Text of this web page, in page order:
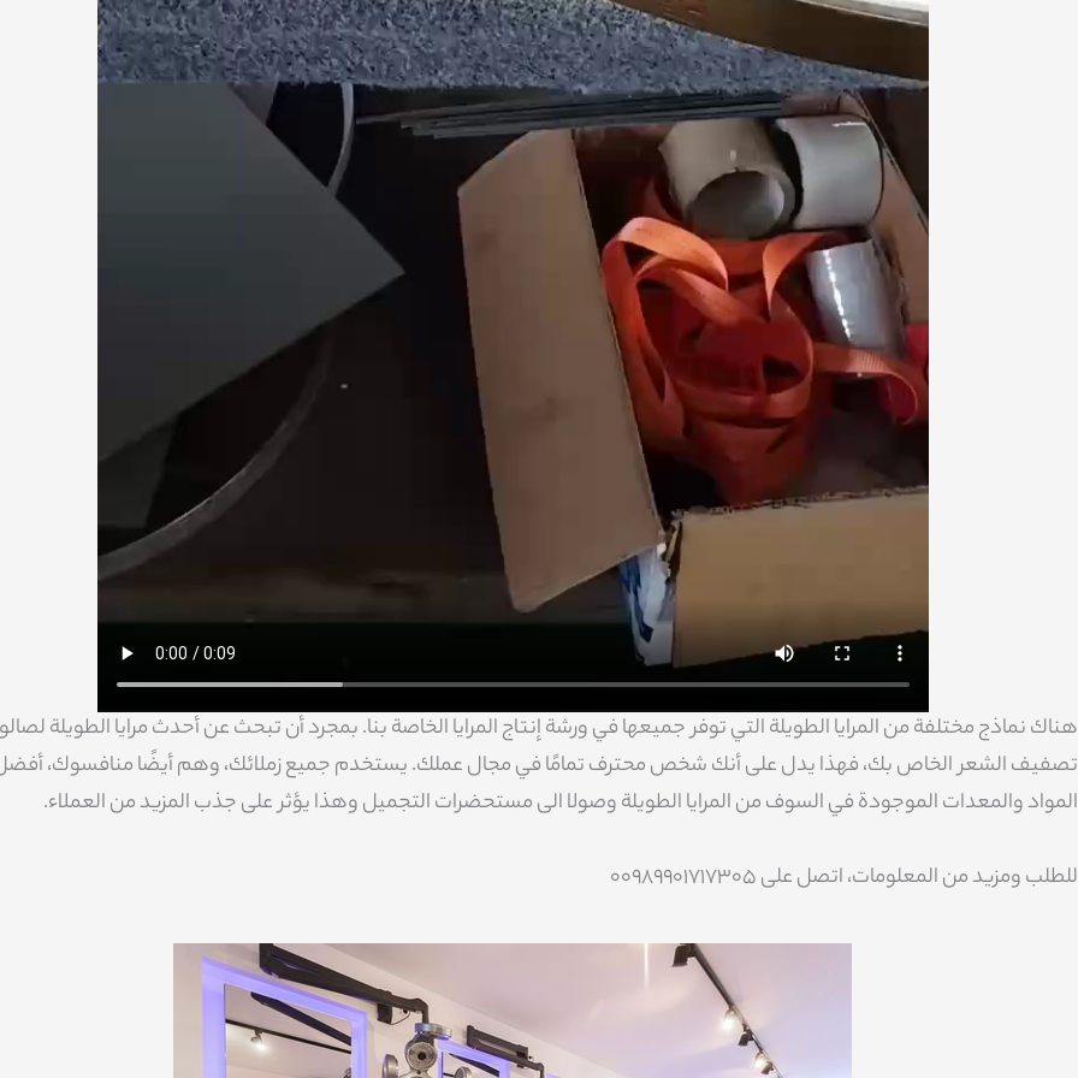
هناك نماذج مختلفة من المرايا الطويلة التي توفر جميعها في ورشة إنتاج المرايا الخاصة بنا. بمجرد أن تبحث عن أحدث مرايا الطويلة
تصفيف الشعر الخاص بك، فهذا يدل على أنك شخص محترف تمامًا في مجال عملك. يستخدم جميع زملائك، وهم أيضًا منافسوك،
المواد والمعدات الموجودة في السوف من المرايا الطويلة وصولا الى مستحضرات التجميل وهذا يؤثر على جذب المزيد من العملاء.
للطلب ومزيد من المعلومات، اتصل على 00989901717305